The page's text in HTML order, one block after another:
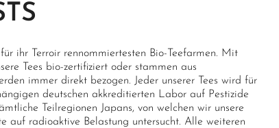
ihr Terroir rennommiertesten Bio-Teefarmen. Mit
Tees bio-zertifiziert oder stammen aus
immer direkt bezogen. Jeder unserer Tees wird für
deutschen akkreditierten Labor auf Pestizide
Teilregionen Japans, von welchen wir unsere
auf radioaktive Belastung untersucht. Alle weiteren